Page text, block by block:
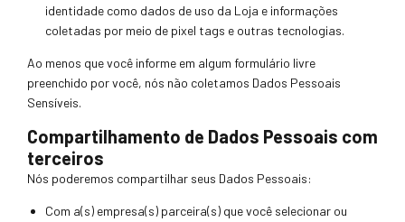
identidade como dados de uso da Loja e informações
coletadas por meio de pixel tags e outras tecnologias.
Ao menos que você informe em algum formulário livre
preenchido por você, nós não coletamos Dados Pessoais
Sensíveis.
Compartilhamento de Dados Pessoais com
terceiros
Nós poderemos compartilhar seus Dados Pessoais:
Com a(s) empresa(s) parceira(s) que você selecionar ou